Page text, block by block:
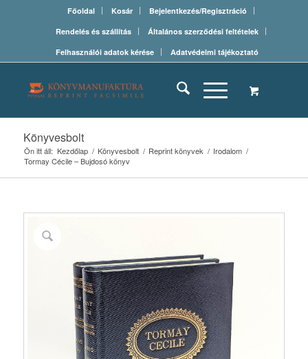
Főoldal Kosár
Bejelentkezés/Regisztráció
Rendelés és szállítás
Általános szerződési feltételek
Felhasználói adatok kérése
Adatvédelmi tájékoztató
Könyvesbolt
Ön itt áll: Kezdőlap / Könyvesbolt / Reprint könyvek / Irodalom /
Tormay Cécile – Bujdosó könyv